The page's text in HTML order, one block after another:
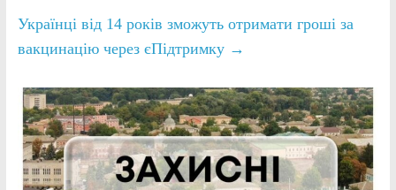
Українці від 14 років зможуть отримати гроші за
вакцинацію через єПідтримку →